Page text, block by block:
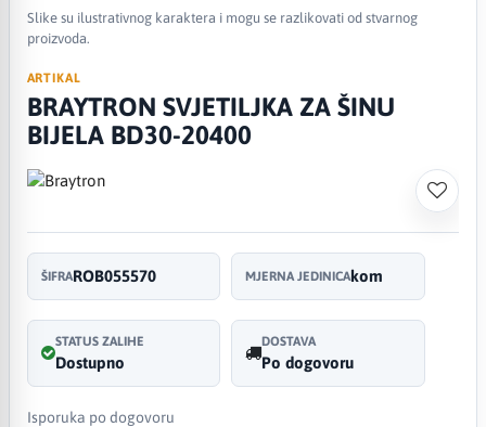
Slike su ilustrativnog karaktera i mogu se razlikovati od stvarnog
proizvoda.
ARTIKAL
BRAYTRON SVJETILJKA ZA ŠINU
BIJELA BD30-20400
ŠIFRAROB055570 MJERNA JEDINICAkom
STATUS ZALIHE
Dostupno
DOSTAVA
Po dogovoru
Isporuka po dogovoru